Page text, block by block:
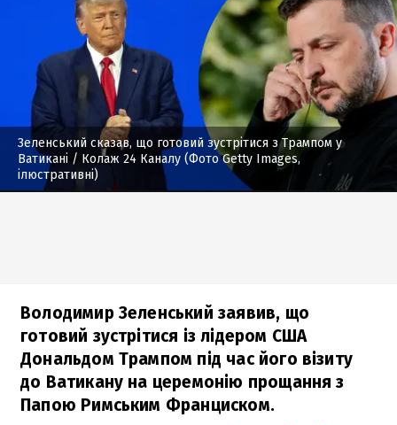
Зеленський сказав, що готовий зустрітися з Трампом у
Ватикані / Колаж 24 Каналу (Фото Getty Images,
ілюстративні)
Володимир Зеленський заявив, що
готовий зустрітися із лідером США
Дональдом Трампом під час його візиту
до Ватикану на церемонію прощання з
Папою Римським Франциском.